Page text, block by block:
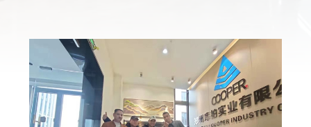
FORDERN
SIE EIN
ZITAT